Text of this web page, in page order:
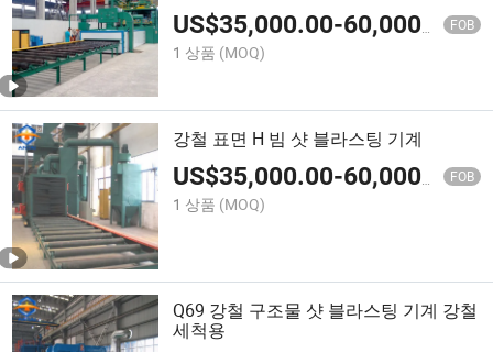
US$35,000.00-60,000.00 FOB
1 상품 (MOQ)
강철 표면 H 빔 샷 블라스팅 기계
US$35,000.00-60,000.00 FOB
1 상품 (MOQ)
Q69 강철 구조물 샷 블라스팅 기계 강철
세척용